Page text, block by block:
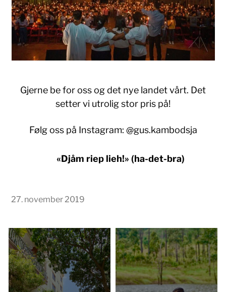
Gjerne be for oss og det nye landet vårt. Det
setter vi utrolig stor pris på!
Følg oss på Instagram: @gus.kambodsja
«Djåm riep lieh!» (ha-det-bra)
27. november 2019